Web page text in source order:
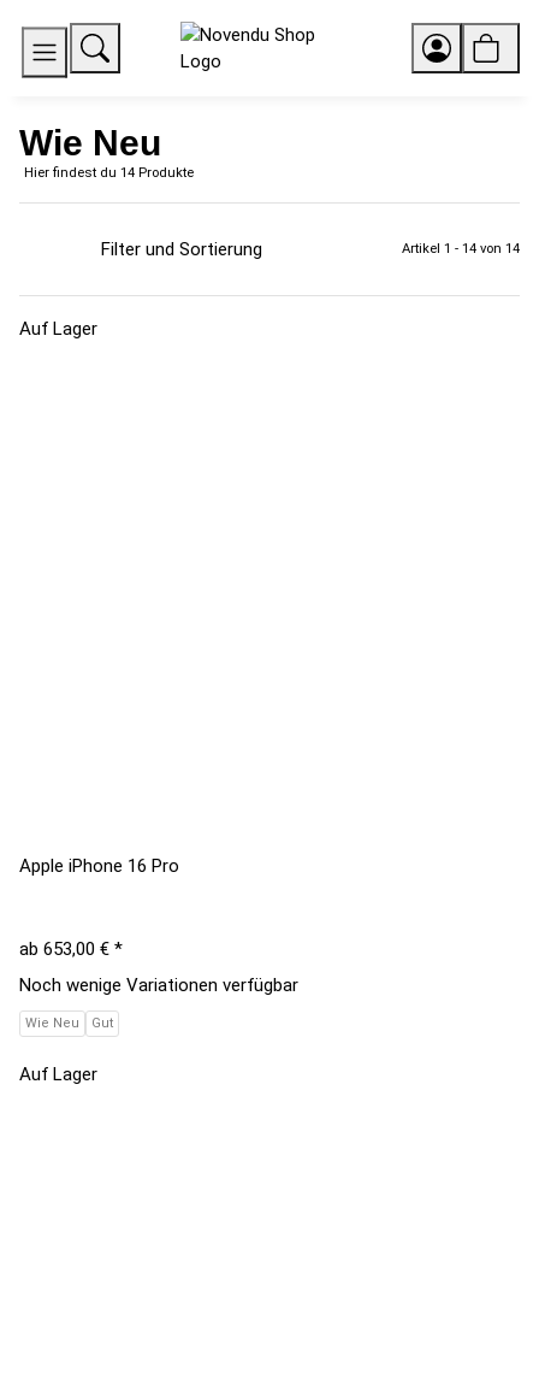
Wie Neu
Hier findest du 14 Produkte
Filter und Sortierung Artikel 1 - 14 von 14
Auf Lager
Apple iPhone 16 Pro
ab 653,00 € *
Noch wenige Variationen verfügbar
Wie Neu Gut
Auf Lager